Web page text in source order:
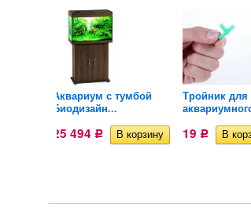
Аквариум с тумбой
Биодизайн...
25 494 Р
Тройник для
19 Р